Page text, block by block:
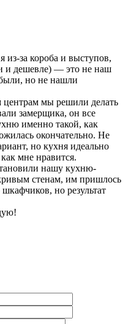
из-за короба и выступов,
и дешевле) — это не наш
но не нашли
центрам мы решили делать
замерщика, он все
именно такой, как
окончательно. Не
но кухня идеально
мне нравится.
нашу кухню-
стенам, им пришлось
но результат